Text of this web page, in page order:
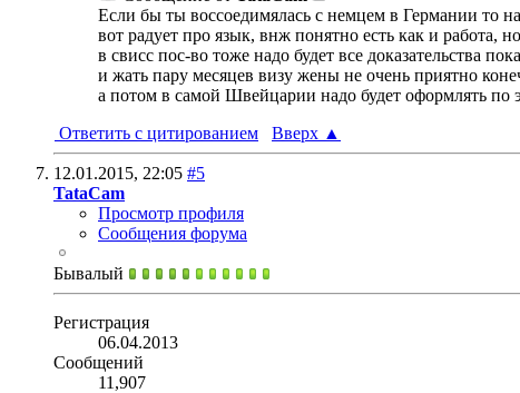
Если бы ты воссоедимялась с немцем в Германии то
вот радует про язык, внж понятно есть как и работа,
в свисс пос-во тоже надо будет все доказательства
и жать пару месяцев визу жены не очень приятно
а потом в самой Швейцарии надо будет оформлять
Ответить с цитированием
Вверх ▲
12.01.2015, 22:05 #5
TataCam
Просмотр профиля
Сообщения форума
Бывалый
Регистрация
06.04.2013
Сообщений
11,907